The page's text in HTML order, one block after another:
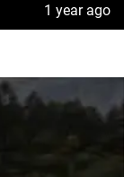
1 year ago